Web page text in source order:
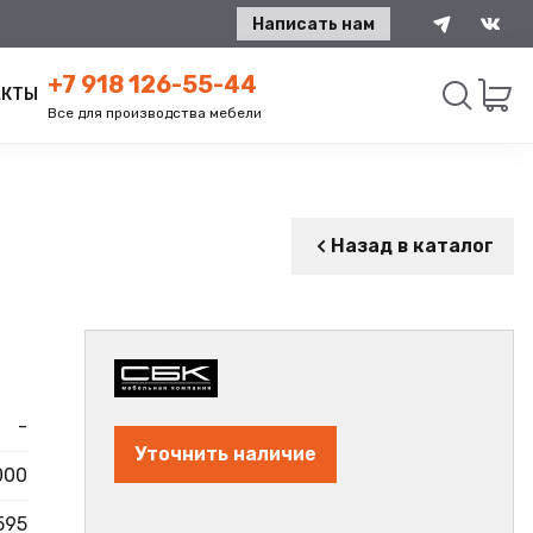
Написать нам
+7 918 126-55-44
Все для производства мебели
Назад в каталог
-
Уточнить наличие